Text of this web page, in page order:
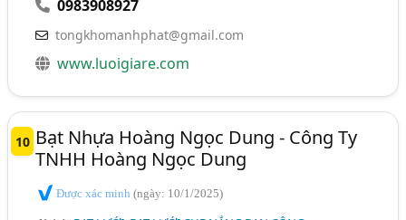
0983908927
tongkhomanhphat@gmail.com
www.luoigiare.com
10 Bạt Nhựa Hoàng Ngọc Dung - Công Ty
TNHH Hoàng Ngọc Dung
Được xác minh(ngày: 10/1/2025)